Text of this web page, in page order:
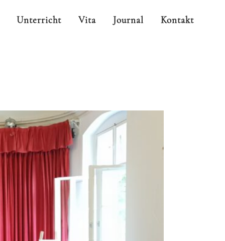
Unterricht Vita Journal Kontakt